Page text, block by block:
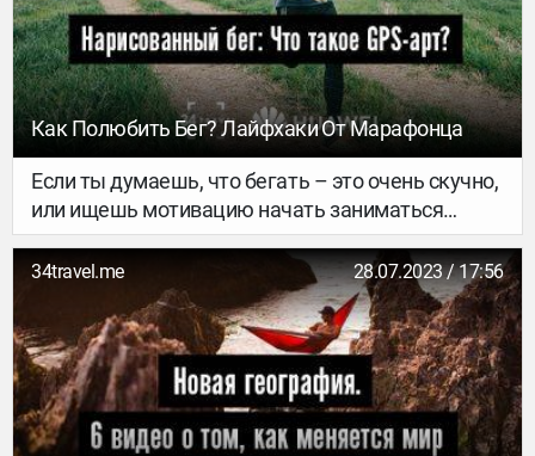
Как Полюбить Бег? Лайфхаки От Марафонца
Если ты думаешь, что бегать – это очень скучно,
или ищешь мотивацию начать заниматься
спортом, советуем тебе попробовать GPS-арт.
Вооружившись «смарт-часами» HUAWEI Watch Fit
со встроенной функцией GPS-трекинга, мы
разобрались, как появился этот вид искусства на
стыке спорта и технологий, как построить
необычный маршрут самостоятельно и что для
этого понадобится. С этой задачей нам помог
справиться любитель длительных пробежек,
34travel.me 28.07.2023 / 17:56